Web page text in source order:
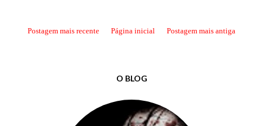
Postagem mais recente Postagem mais antiga
Página inicial
O BLOG